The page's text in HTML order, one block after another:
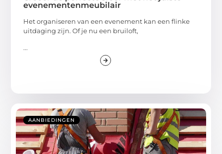
evenementenmeubilair
Het organiseren van een evenement kan een flinke
uitdaging zijn. Of je nu een bruiloft,
...
AANBIEDINGEN